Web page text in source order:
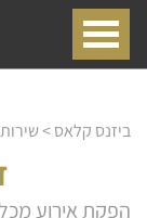
ביזנס קלאס>
הפקת אירוע